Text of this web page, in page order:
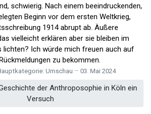
schwierig. Nach einem beeindruckenden,
Beginn vor dem ersten Weltkrieg,
1914 abrupt ab. Äußere
vielleicht erklären aber sie bleiben im
lichten? Ich würde mich freuen auch auf
zu bekommen.
Umschau 03. Mai 2024
der Anthroposophie in Köln ein
Versuch